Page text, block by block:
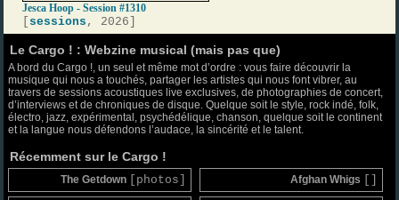
Jesca Hoop - Session #1310
sessions , 2026]
Le Cargo ! : Webzine musical (mais pas que)
A bord du Cargo !, un seul et même mot d’ordre : vous faire découvrir la
musique qui nous a touchés, partager les artistes qui nous font vibrer, au
travers de sessions acoustiques live exclusives, de photographies de concert,
d’interviews et de chroniques de disque. Quelque soit le style, rock indé, folk,
électro, jazz, expérimental, psychédélique, chanson, quelque soit le continent
et la langue nous défendons l’audace, la sincérité et le talent.
Récemment sur le Cargo !
The Getdown [photos] Afghan Whigs